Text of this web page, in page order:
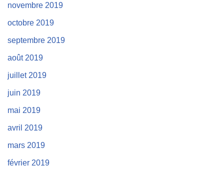
novembre 2019
octobre 2019
septembre 2019
août 2019
juillet 2019
juin 2019
mai 2019
avril 2019
mars 2019
février 2019